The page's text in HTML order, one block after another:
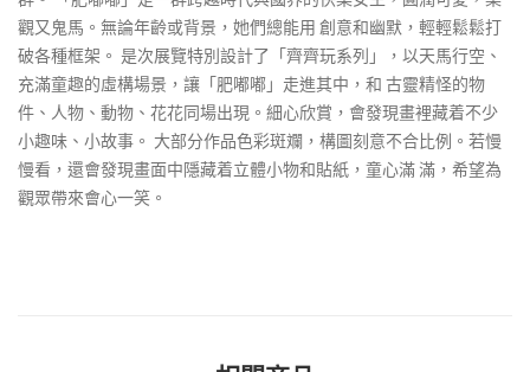
觀又鬼馬。無論年齡或背景，她們總能用 創意和幽默，輕輕鬆鬆打
破各種框架。 是次展覽特別設計了「齊齊玩系列」，以天馬行空、
充滿童趣的虛構場景，讓「肥嘟嘟」走進其中，和 古靈精怪的物
件、人物、動物、花花同場出現。細心欣賞，會發現畫裡藏着不少
小趣味、小故事。 大部分作品色彩斑斕，構圖刻意不合比例。若慢
慢看，還會發現畫面中隱藏着立體小物和貼紙，童心滿 滿，希望為
觀眾帶來會心一笑。